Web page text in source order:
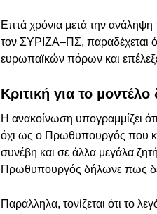
Επτά χρόνια μετά την
τον ΣΥΡΙΖΑ–ΠΣ, παραδέχεται
ευρωπαϊκών πόρων και
Κριτική για το
Η ανακοίνωση υπογραμμίζει
όχι ως ο Πρωθυπουργός που
συνέβη και σε άλλα μεγάλα
Πρωθυπουργός δήλωνε πως
Παράλληλα, τονίζεται ότι το